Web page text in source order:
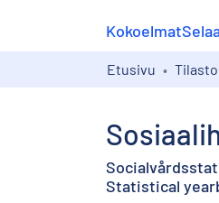
Kokoelmat
Etusivu
Statistical